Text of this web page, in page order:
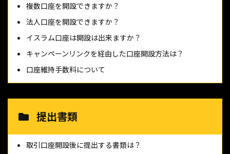
複数口座を開設できますか？
法人口座を開設できますか？
イスラム口座は開設は出来ますか？
キャンペーンリンクを経由した口座開設方法は？
口座維持手数料について
提出書類
取引口座開設後に提出する書類は？